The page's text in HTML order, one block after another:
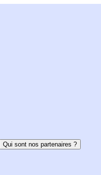
Qui sont nos partenaires ?